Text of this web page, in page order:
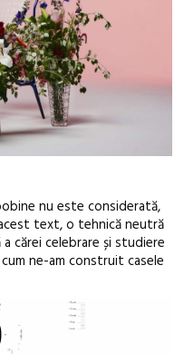
nu este considerată,
text, o tehnică neutră
cărei celebrare și studiere
ne-am construit casele